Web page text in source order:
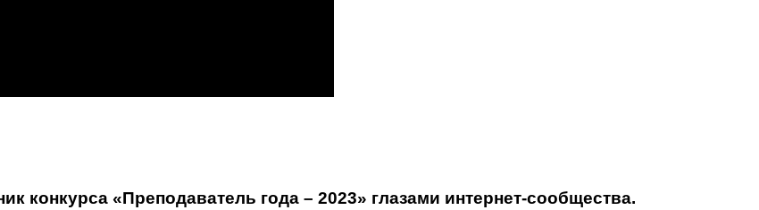
конкурса «Преподаватель года – 2023» глазами интернет-сообщества.